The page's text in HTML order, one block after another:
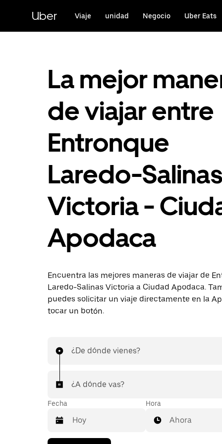
contenido
principal
Uber Viaje unidad Negocio Uber Eats
La mejor
de viajar entre
Entronque
Laredo-Salinas
Victoria -
Apodaca
Encuentra las mejores maneras de viajar de
Laredo-Salinas Victoria a Ciudad Apodaca.
puedes solicitar un viaje directamente en la
tocar un botón.
¿De dónde vienes?
¿A dónde vas?
Fecha Hora
Ahora